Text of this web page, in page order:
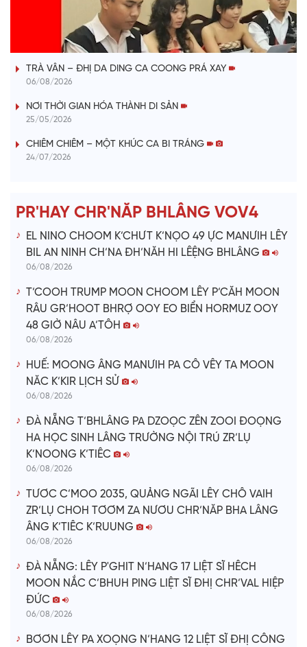
l
a
V
i
e
o
VÀI PHÚT DÀNH CHO QUẢNG BÁ
TRÀ VÂN – ĐHỊ DA DING CA COONG PRÁ XAY
06/08/2026
NƠI THỜI GIAN HÓA THÀNH DI SẢN
25/05/2026
CHIÊM CHIÊM – MỘT KHÚC CA BI TRÁNG
24/07/2026
PR'HAY CHR'NĂP BHLÂNG VOV4
EL NINO CHOOM K’CHƯT K’NỌO 49 ỰC MANƯIH LÊY
BIL AN NINH CH’NA ĐH’NĂH HI LÊỆNG BHLÂNG
06/08/2026
T’COOH TRUMP MOON CHOOM LÊY P’CĂH MOON
RÂU GR’HOOT BHRỢ OOY EO BIỂN HORMUZ OOY
48 GIỜ NÂU A’TÔH
06/08/2026
HUẾ: MOONG ÂNG MANƯIH PA CÔ VÊY TA MOON
NĂC K’KIR LỊCH SỬ
06/08/2026
ĐÀ NẴNG T’BHLÂNG PA DZOỌC ZÊN ZOOI ĐOỌNG
HA HỌC SINH LÂNG TRƯỜNG NỘI TRÚ ZR’LỤ
K’NOONG K’TIÊC
06/08/2026
TƯƠC C’MOO 2035, QUẢNG NGÃI LÊY CHÔ VAIH
ZR’LỤ CHOH TƠƠM ZA NƯƠU CHR’NĂP BHA LÂNG
ÂNG K’TIÊC K’RUUNG
06/08/2026
ĐÀ NẴNG: LÊY P'GHIT N’HANG 17 LIỆT SĨ HÊCH
MOON NẮC C’BHUH PING LIỆT SĨ ĐHỊ CHR’VAL HIỆP
ĐỨC
06/08/2026
BƠƠN LÊY PA XOỌNG N’HANG 12 LIỆT SĨ ĐHỊ CÔNG